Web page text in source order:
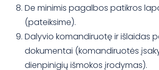
De minimis pagalbos patikros
(pateiksime).
Dalyvio komandiruotę ir išlaidas
dokumentai (komandiruotės
dienpinigių išmokos įrodymas).